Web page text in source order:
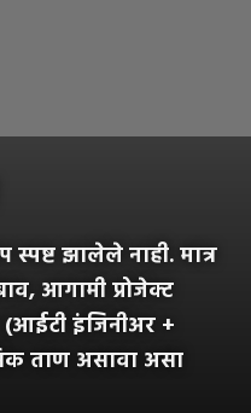
झालेले नाही. मात्र
आगामी प्रोजेक्ट
इंजिनीअर +
ताण असावा असा